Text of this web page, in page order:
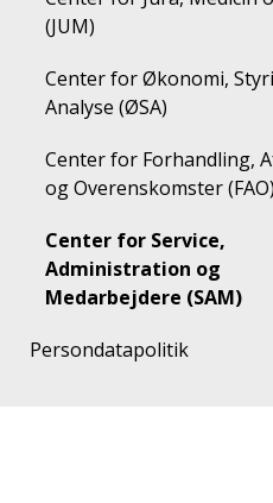
(JUM)
Center for Økonomi, Styring og
Analyse (ØSA)
Center for Forhandling, Aftaler
og Overenskomster (FAO)
Center for Service,
Administration og
Medarbejdere (SAM)
Persondatapolitik